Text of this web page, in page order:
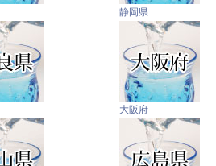
静岡県
大阪府